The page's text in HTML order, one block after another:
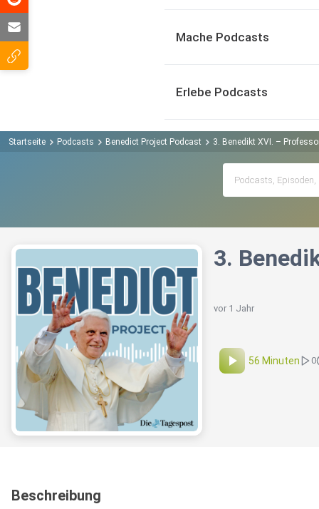
Mache Podcasts
Erlebe Podcasts
Startseite Podcasts Benedict Project Podcast 3. Benedikt XVI. –
3.
vor 1 Jahr
56 Minuten 0
Beschreibung